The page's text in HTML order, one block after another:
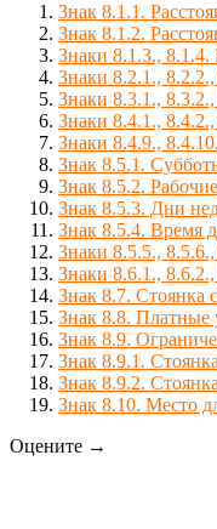
Знак 8.1.1.
Знак 8.1.2.
Знаки 8.1.3., 8.1.4.
Знаки 8.2.1.,
Знаки 8.3.1.,
Знаки 8.4.1.,
Знаки 8.4.9.,
Знак 8.5.1.
Знак 8.5.2.
Знак 8.5.3. Дни
Знак 8.5.4. Время
Знаки 8.5.5.,
Знаки 8.6.1.,
Знак 8.7. Стоянка
Знак 8.8. Платные
Знак 8.9.
Знак 8.9.1.
Знак 8.9.2.
Знак 8.10. Место
Оцените →